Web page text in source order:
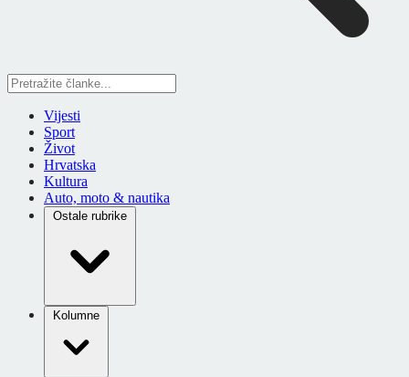
Vijesti
Sport
Život
Hrvatska
Kultura
Auto, moto & nautika
Ostale rubrike
Kolumne